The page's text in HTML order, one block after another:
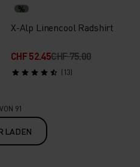
%
X-Alp Linencool Radshirt
CHF 52.45CHF 75.00
(13)
91
LADEN